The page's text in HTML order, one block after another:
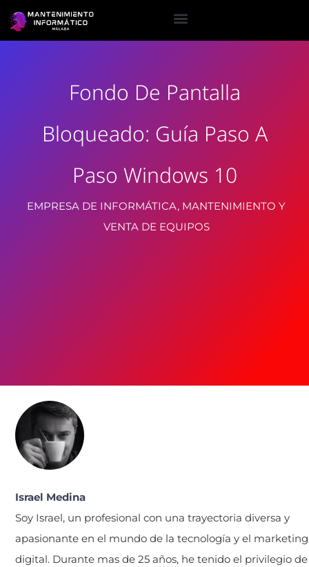
Fondo De Pantalla
Bloqueado: Guía Paso A
Paso Windows 10
EMPRESA DE INFORMÁTICA, MANTENIMIENTO Y
VENTA DE EQUIPOS
Israel Medina
Soy Israel, un profesional con una trayectoria diversa y
apasionante en el mundo de la tecnología y el marketing
digital. Durante mas de 25 años, he tenido el privilegio de